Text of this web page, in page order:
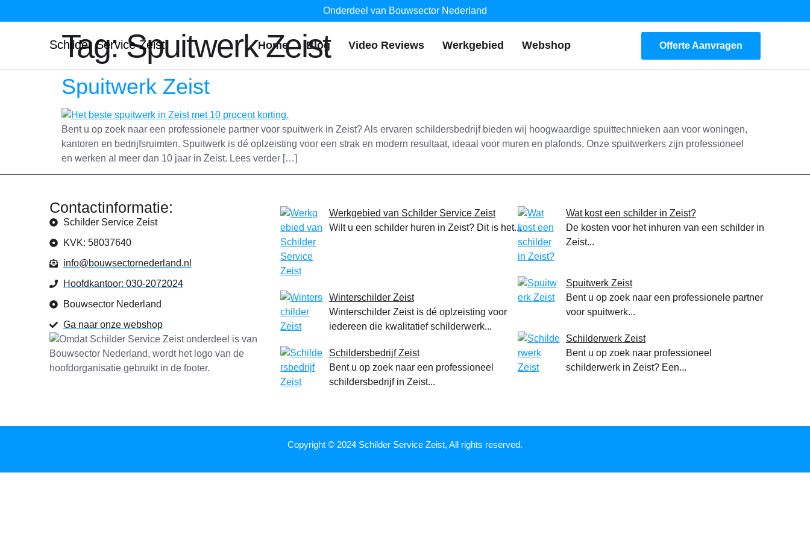
Onderdeel van Bouwsector Nederland
Schilder Service Zeist Home Blog Video Reviews Werkgebied Webshop Offerte Aanvragen
Tag:Spuitwerk Zeist
Spuitwerk Zeist
Bent u op zoek naar een professionele partner voor spuitwerk in Zeist? Als ervaren schildersbedrijf bieden wij hoogwaardige spuittechnieken aan voor woningen,
kantoren en bedrijfsruimten. Spuitwerk is dé oplzeisting voor een strak en modern resultaat, ideaal voor muren en plafonds. Onze spuitwerkers zijn professioneel
en werken al meer dan 10 jaar in Zeist. Lees verder […]
Contactinformatie:
Schilder Service Zeist
KVK: 58037640
info@bouwsectornederland.nl
Hoofdkantoor: 030-2072024
Bouwsector Nederland
Ga naar onze webshop
Werkgebied van Schilder Service Zeist
Wilt u een schilder huren in Zeist? Dit is het...
Winterschilder Zeist
Winterschilder Zeist is dé oplzeisting voor
iedereen die kwalitatief schilderwerk...
Schildersbedrijf Zeist
Bent u op zoek naar een professioneel
schildersbedrijf in Zeist...
Wat kost een schilder in Zeist?
De kosten voor het inhuren van een schilder in
Zeist...
Spuitwerk Zeist
Bent u op zoek naar een professionele partner
voor spuitwerk...
Schilderwerk Zeist
Bent u op zoek naar professioneel
schilderwerk in Zeist? Een...
Copyright © 2024 Schilder Service Zeist, All rights reserved.